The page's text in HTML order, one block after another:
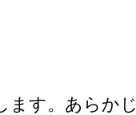
ます。あらか